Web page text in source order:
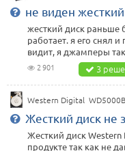
не виден
жесткий диск раньше
работает. я его снял
видит, я джамперы
2 901 3
Western Digital
Жесткий диск не
Жесткий диск
продукте так как не